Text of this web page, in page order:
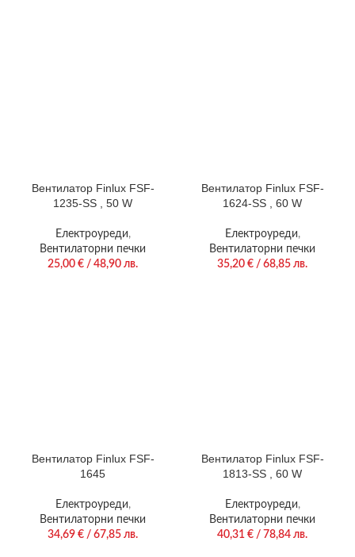
Вентилатор Finlux FSF-
1235-SS , 50 W
Електроуреди,
Вентилаторни печки
25,00 € / 48,90 лв.
Вентилатор Finlux FSF-
1624-SS , 60 W
Електроуреди,
Вентилаторни печки
35,20 € / 68,85 лв.
Вентилатор Finlux FSF-
1645
Електроуреди,
Вентилаторни печки
34,69 € / 67,85 лв.
Вентилатор Finlux FSF-
1813-SS , 60 W
Електроуреди,
Вентилаторни печки
40,31 € / 78,84 лв.